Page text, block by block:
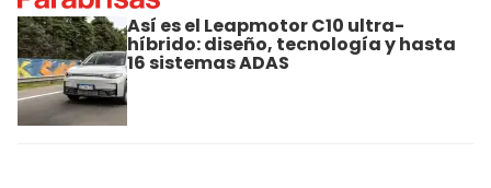
Así es el Leapmotor C10 ultra-
híbrido: diseño, tecnología y hasta
16 sistemas ADAS